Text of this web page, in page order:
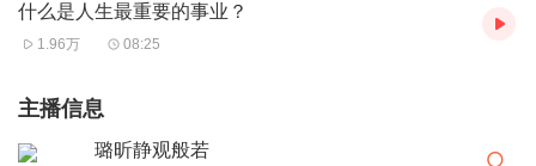
什么是人生最重要的事业？
1.96万 08:25
主播信息
璐昕静观般若